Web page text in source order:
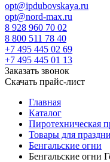
opt@ipdubovskaya.ru
opt@nord-max.ru
8 928 960 70 02
8 800 511 78 40
+7 495 445 02 69
+7 495 445 01 13
Заказать звонок
Скачать прайс-лист
Главная
Каталог
Пиротехническая
Товары для
Бенгальские огни
Бенгальские огни